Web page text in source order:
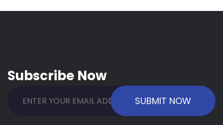
Subscribe Now